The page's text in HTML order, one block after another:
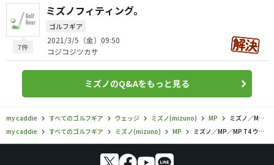
7件
ミズノフィティング。
ゴルフギア
2021/3/5（金）09:50
コジコジツカサ
ミズノのQ&Aをもっと見る
my caddie すべてのゴルフギア ウェッジ ミズノ(mizuno) MP
ミズノ／MP／MP T4 ウェッジの口コミ評価
my caddie
すべてのゴルフギア ミズノ(mizuno) MP ミズノ／MP／MP T4 ウェッジの口コミ評価